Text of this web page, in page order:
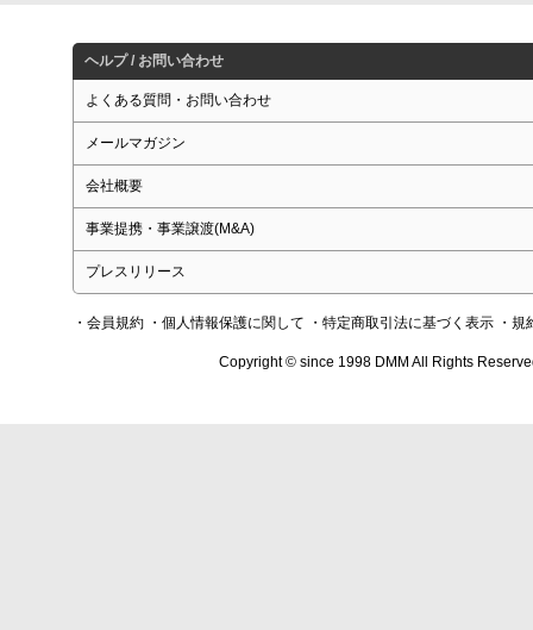
ヘルプ / お問い合わせ
よくある質問・お問い合わせ
メールマガジン
会社概要
事業提携・事業譲渡(M&A)
プレスリリース
・会員規約 ・個人情報保護に関して ・特定商取引法に基づく表示 ・規
Copyright © since 1998 DMM All Rights